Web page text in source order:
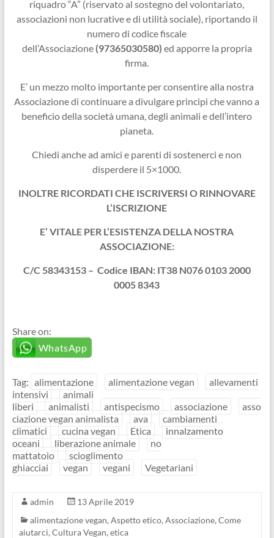
riquadro “A” (riservato al sostegno del volontariato,
associazioni non lucrative e di utilità sociale), riportando il
numero di codice fiscale
dell’Associazione (97365030580) ed apporre la propria
firma.
E’ un mezzo molto importante per consentire alla nostra
Associazione di continuare a divulgare principi che vanno a
beneficio della società umana, degli animali e dell’intero
pianeta.
Chiedi anche ad amici e parenti di sostenerci e non
disperdere il 5×1000.
INOLTRE RICORDATI CHE ISCRIVERSI O RINNOVARE
L’ISCRIZIONE
E’ VITALE PER L’ESISTENZA DELLA NOSTRA
ASSOCIAZIONE:
C/C 58343153 – Codice IBAN: IT38 N076 0103 2000
0005 8343
Share on:
WhatsApp
Tag: alimentazione alimentazione vegan
allevamenti
intensivi
animali
liberi
animalisti antispecismo associazione
asso
ciazione vegan animalista
ava
cambiamenti
climatici
cucina vegan Etica
innalzamento
oceani
liberazione animale
no
mattatoio
scioglimento
ghiacciai
vegan vegani Vegetariani
admin
13 Aprile 2019
alimentazione vegan, Aspetto etico, Associazione, Come
aiutarci, Cultura Vegan, etica